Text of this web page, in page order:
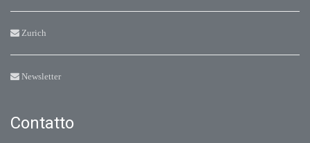
Zurich
Newsletter
Contatto